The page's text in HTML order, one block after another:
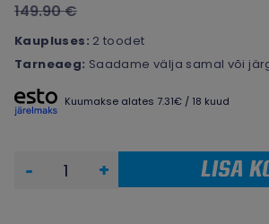
149.90 €
Kaupluses: 2 toodet
Tarneaeg: Saadame välja samal või
Kuumakse alates 7.31€ / 18 kuud
- + LISA